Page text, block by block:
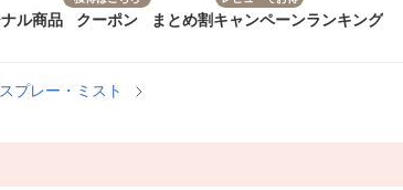
ル商品 クーポン まとめ割キャンペーンランキング
プレー・ミスト